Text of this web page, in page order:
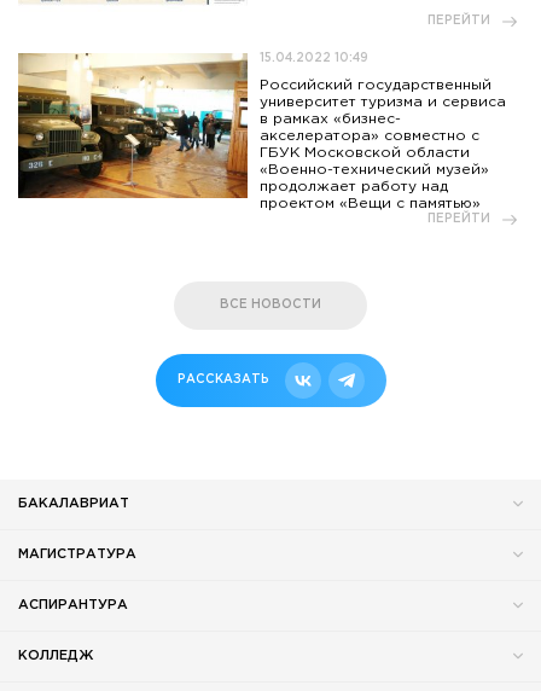
ПЕРЕЙТИ
15.04.2022 10:49
Российский государственный
университет туризма и сервиса
в рамках «бизнес-
акселератора» совместно с
ГБУК Московской области
«Военно-технический музей»
продолжает работу над
проектом «Вещи с памятью»
ПЕРЕЙТИ
ВСЕ НОВОСТИ
РАССКАЗАТЬ
БАКАЛАВРИАТ
МАГИСТРАТУРА
АСПИРАНТУРА
КОЛЛЕДЖ